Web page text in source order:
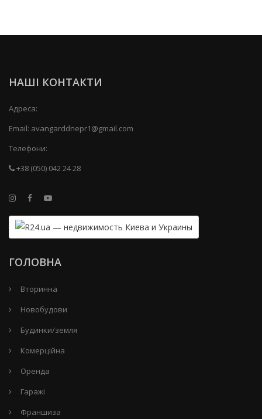
НАШІ КОНТАКТИ
Адреса:
Email: avangarddnepr1@gmail.com
Телефони:
+38 (050) 042 24 28
ГОЛОВНА
Вторинна
Новобудови
Будинки/земля
Комерційна
Оренда
Гаражі
Франшиза